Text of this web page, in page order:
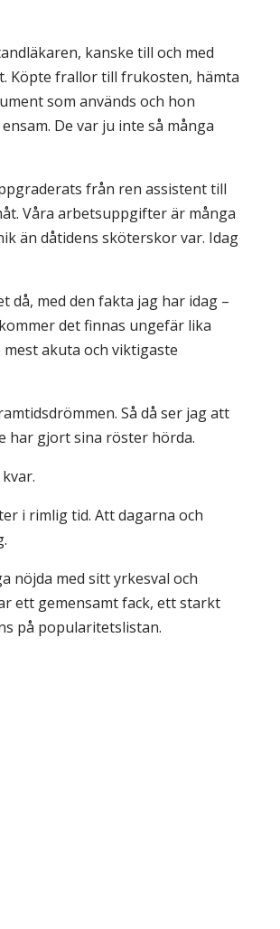
kanske till och med
Köpte frallor till frukosten, hämta
som används och hon
De var ju inte så många
från ren assistent till
Våra arbetsuppgifter är många
än dåtidens sköterskor var. Idag
med den fakta jag har idag –
det finnas ungefär lika
akuta och viktigaste
Så då ser jag att
har gjort sina röster hörda.
i rimlig tid. Att dagarna och
nöjda med sitt yrkesval och
ett gemensamt fack, ett starkt
på popularitetslistan.